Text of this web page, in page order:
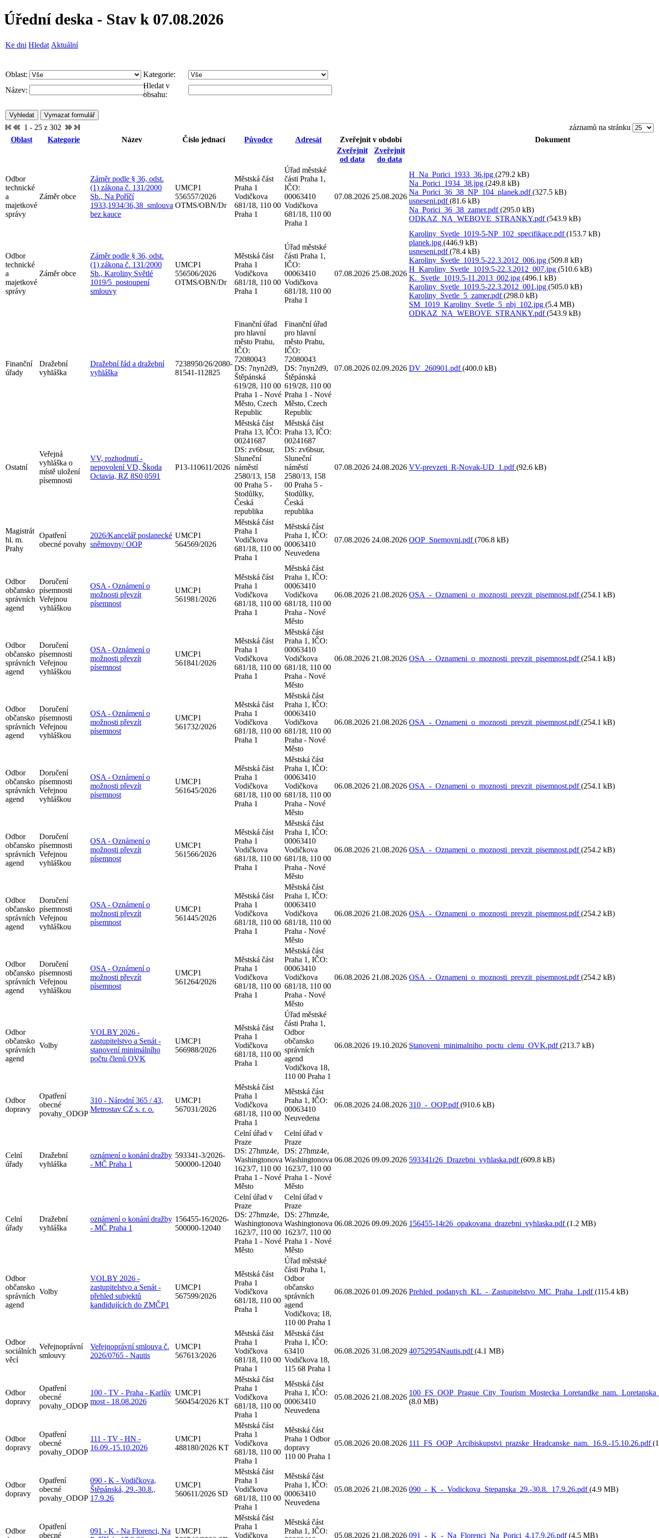
Úřední deska - Stav k 07.08.2026
Ke dni Hledat Aktuální
Oblast:
Kategorie:
Název:
Hledat v
obsahu:
1 - 25 z 302
záznamů na stránku
Oblast
Kategorie Název Číslo jednací Původce Adresát Zveřejnit v období
Dokument
Zveřejnit
od data
Zveřejnit
do data
Odbor
technické
a
majetkové
správy
Záměr obce
Záměr podle § 36, odst.
(1) zákona č. 131/2000
Sb., Na Poříčí
1933,1934/36,38_smlouva
bez kauce
UMCP1
556557/2026
OTMS/OBN/Dr
Městská část
Praha 1
Vodičkova
681/18, 110 00
Praha 1
Úřad městské
části Praha 1,
IČO:
00063410
Vodičkova
681/18, 110 00
Praha 1
07.08.2026 25.08.2026
H_Na_Porici_1933_36.jpg (279.2 kB)
Na_Porici_1934_38.jpg (249.8 kB)
Na_Porici_36_38_NP_104_planek.pdf(327.5 kB)
usneseni.pdf(81.6 kB)
Na_Porici_36_38_zamer.pdf(295.0 kB)
ODKAZ_NA_WEBOVE_STRANKY.pdf(543.9 kB)
Odbor
technické
a
majetkové
správy
Záměr obce
Záměr podle § 36, odst.
(1) zákona č. 131/2000
Sb., Karoliny Světlé
1019/5_postoupení
smlouvy
UMCP1
556506/2026
OTMS/OBN/Dr
Městská část
Praha 1
Vodičkova
681/18, 110 00
Praha 1
Úřad městské
části Praha 1,
IČO:
00063410
Vodičkova
681/18, 110 00
Praha 1
07.08.2026 25.08.2026
Karoliny_Svetle_1019-5-NP_102_specifikace.pdf(153.7 kB)
planek.jpg (446.9 kB)
usneseni.pdf(78.4 kB)
Karoliny_Svetle_1019.5-22.3.2012_006.jpg (509.8 kB)
H_Karoliny_Svetle_1019.5-22.3.2012_007.jpg (510.6 kB)
K._Svetle_1019.5-11.2013_002.jpg (496.1 kB)
Karoliny_Svetle_1019.5-22.3.2012_001.jpg (505.0 kB)
Karoliny_Svetle_5_zamer.pdf(298.0 kB)
SM_1019_Karoliny_Svetle_5_nbj_102.jpg (5.4 MB)
ODKAZ_NA_WEBOVE_STRANKY.pdf(543.9 kB)
Finanční
úřady
Dražební
vyhláška
Dražební řád a dražební
vyhláška
7238950/26/2080-
81541-112825
Finanční úřad
pro hlavní
město Prahu,
IČO:
72080043
DS: 7nyn2d9,
Štěpánská
619/28, 110 00
Praha 1 - Nové
Město, Czech
Republic
Finanční úřad
pro hlavní
město Prahu,
IČO:
72080043
DS: 7nyn2d9,
Štěpánská
619/28, 110 00
Praha 1 - Nové
Město, Czech
Republic
07.08.2026 02.09.2026 DV_260901.pdf(400.0 kB)
Ostatní
Veřejná
vyhláška o
místě uložení
písemnosti
VV, rozhodnutí -
nepovolení VD, Škoda
Octavia, RZ 8S0 0591
P13-110611/2026
Městská část
Praha 13, IČO:
00241687
DS: zv6bsur,
Sluneční
náměstí
2580/13, 158
00 Praha 5 -
Stodůlky,
Česká
republika
Městská část
Praha 13, IČO:
00241687
DS: zv6bsur,
Sluneční
náměstí
2580/13, 158
00 Praha 5 -
Stodůlky,
Česká
republika
07.08.2026 24.08.2026 VV-prevzeti_R-Novak-UD_1.pdf(92.6 kB)
Magistrát
hl. m.
Prahy
Opatření
obecné povahy
2026/Kancelář poslanecké
sněmovny/ OOP
UMCP1
564569/2026
Městská část
Praha 1
Vodičkova
681/18, 110 00
Praha 1
Městská část
Praha 1, IČO:
00063410
Neuvedena
07.08.2026 24.08.2026 OOP_Snemovni.pdf(706.8 kB)
Odbor
občansko
správních
agend
Doručení
písemnosti
Veřejnou
vyhláškou
OSA - Oznámení o
možnosti převzít
písemnost
UMCP1
561981/2026
Městská část
Praha 1
Vodičkova
681/18, 110 00
Praha 1
Městská část
Praha 1, IČO:
00063410
Vodičkova
681/18, 110 00
Praha - Nové
Město
06.08.2026 21.08.2026 OSA_-_Oznameni_o_moznosti_prevzit_pisemnost.pdf(254.1 kB)
Odbor
občansko
správních
agend
Doručení
písemnosti
Veřejnou
vyhláškou
OSA - Oznámení o
možnosti převzít
písemnost
UMCP1
561841/2026
Městská část
Praha 1
Vodičkova
681/18, 110 00
Praha 1
Městská část
Praha 1, IČO:
00063410
Vodičkova
681/18, 110 00
Praha - Nové
Město
06.08.2026 21.08.2026 OSA_-_Oznameni_o_moznosti_prevzit_pisemnost.pdf(254.1 kB)
Odbor
občansko
správních
agend
Doručení
písemnosti
Veřejnou
vyhláškou
OSA - Oznámení o
možnosti převzít
písemnost
UMCP1
561732/2026
Městská část
Praha 1
Vodičkova
681/18, 110 00
Praha 1
Městská část
Praha 1, IČO:
00063410
Vodičkova
681/18, 110 00
Praha - Nové
Město
06.08.2026 21.08.2026 OSA_-_Oznameni_o_moznosti_prevzit_pisemnost.pdf(254.1 kB)
Odbor
občansko
správních
agend
Doručení
písemnosti
Veřejnou
vyhláškou
OSA - Oznámení o
možnosti převzít
písemnost
UMCP1
561645/2026
Městská část
Praha 1
Vodičkova
681/18, 110 00
Praha 1
Městská část
Praha 1, IČO:
00063410
Vodičkova
681/18, 110 00
Praha - Nové
Město
06.08.2026 21.08.2026 OSA_-_Oznameni_o_moznosti_prevzit_pisemnost.pdf(254.1 kB)
Odbor
občansko
správních
agend
Doručení
písemnosti
Veřejnou
vyhláškou
OSA - Oznámení o
možnosti převzít
písemnost
UMCP1
561566/2026
Městská část
Praha 1
Vodičkova
681/18, 110 00
Praha 1
Městská část
Praha 1, IČO:
00063410
Vodičkova
681/18, 110 00
Praha - Nové
Město
06.08.2026 21.08.2026 OSA_-_Oznameni_o_moznosti_prevzit_pisemnost.pdf(254.2 kB)
Odbor
občansko
správních
agend
Doručení
písemnosti
Veřejnou
vyhláškou
OSA - Oznámení o
možnosti převzít
písemnost
UMCP1
561445/2026
Městská část
Praha 1
Vodičkova
681/18, 110 00
Praha 1
Městská část
Praha 1, IČO:
00063410
Vodičkova
681/18, 110 00
Praha - Nové
Město
06.08.2026 21.08.2026 OSA_-_Oznameni_o_moznosti_prevzit_pisemnost.pdf(254.2 kB)
Odbor
občansko
správních
agend
Doručení
písemnosti
Veřejnou
vyhláškou
OSA - Oznámení o
možnosti převzít
písemnost
UMCP1
561264/2026
Městská část
Praha 1
Vodičkova
681/18, 110 00
Praha 1
Městská část
Praha 1, IČO:
00063410
Vodičkova
681/18, 110 00
Praha - Nové
Město
06.08.2026 21.08.2026 OSA_-_Oznameni_o_moznosti_prevzit_pisemnost.pdf(254.2 kB)
Odbor
občansko
správních
agend
Volby
VOLBY 2026 -
zastupitelstvo a Senát -
stanovení minimálního
počtu členů OVK
UMCP1
566988/2026
Městská část
Praha 1
Vodičkova
681/18, 110 00
Praha 1
Úřad městské
části Praha 1,
Odbor
občansko
správních
agend
Vodičkova 18,
110 00 Praha 1
06.08.2026 19.10.2026 Stanoveni_minimalniho_poctu_clenu_OVK.pdf(213.7 kB)
Odbor
dopravy
Opatření
obecné
povahy_ODOP
310 - Národní 365 / 43,
Metrostav CZ s. r. o.
UMCP1
567031/2026
Městská část
Praha 1
Vodičkova
681/18, 110 00
Praha 1
Městská část
Praha 1, IČO:
00063410
Neuvedena
06.08.2026 24.08.2026 310_-_OOP.pdf(910.6 kB)
Celní
úřady
Dražební
vyhláška
oznámení o konání dražby
- MČ Praha 1
593341-3/2026-
500000-12040
Celní úřad v
Praze
DS: 27hmz4e,
Washingtonova
1623/7, 110 00
Praha 1 - Nové
Město
Celní úřad v
Praze
DS: 27hmz4e,
Washingtonova
1623/7, 110 00
Praha 1 - Nové
Město
06.08.2026 09.09.2026 593341r26_Drazebni_vyhlaska.pdf(609.8 kB)
Celní
úřady
Dražební
vyhláška
oznámení o konání dražby
- MČ Praha 1
156455-16/2026-
500000-12040
Celní úřad v
Praze
DS: 27hmz4e,
Washingtonova
1623/7, 110 00
Praha 1 - Nové
Město
Celní úřad v
Praze
DS: 27hmz4e,
Washingtonova
1623/7, 110 00
Praha 1 - Nové
Město
06.08.2026 09.09.2026 156455-14r26_opakovana_drazebni_vyhlaska.pdf(1.2 MB)
Odbor
občansko
správních
agend
Volby
VOLBY 2026 -
zastupitelstvo a Senát -
přehled subjektů
kandidujících do ZMČP1
UMCP1
567599/2026
Městská část
Praha 1
Vodičkova
681/18, 110 00
Praha 1
Úřad městské
části Praha 1,
Odbor
občansko
správních
agend
Vodičkova; 18,
110 00 Praha 1
06.08.2026 01.09.2026 Prehled_podanych_KL_-_Zastupitelstvo_MC_Praha_1.pdf(115.4 kB)
Odbor
sociálních
věcí
Veřejnoprávní
smlouvy
Veřejnoprávní smlouva č.
2026/0765 - Nautis
UMCP1
567613/2026
Městská část
Praha 1
Vodičkova
681/18, 110 00
Praha 1
Městská část
Praha 1, IČO:
63410
Vodičkova 18,
115 68 Praha 1
06.08.2026 31.08.2029 40752954Nautis.pdf(4.1 MB)
Odbor
dopravy
Opatření
obecné
povahy_ODOP
100 - TV - Praha - Karlův
most - 18.08.2026
UMCP1
560454/2026 KT
Městská část
Praha 1
Vodičkova
681/18, 110 00
Praha 1
Městská část
Praha 1, IČO:
00063410
Neuvedena
05.08.2026 21.08.2026
(8.0 MB)
Odbor
dopravy
Opatření
obecné
povahy_ODOP
111 - TV - HN -
16.09.-15.10.2026
UMCP1
488180/2026 KT
Městská část
Praha 1
Vodičkova
681/18, 110 00
Praha 1
Městská část
Praha 1 Odbor
dopravy
110 00 Praha 1
05.08.2026 20.08.2026 111_FS_OOP_Arcibiskupstvi_prazske_Hradcanske_nam._16.9.-15.10.26.pdf
Odbor
dopravy
Opatření
obecné
povahy_ODOP
090 - K - Vodičkova,
Štěpánská, 29.-30.8.,
17.9.26
UMCP1
560611/2026 SD
Městská část
Praha 1
Vodičkova
681/18, 110 00
Praha 1
Městská část
Praha 1, IČO:
00063410
Neuvedena
05.08.2026 21.08.2026 090_-_K_-_Vodickova_Stepanska_29.-30.8._17.9.26.pdf(4.9 MB)
Odbor
Opatření
obecné
091 - K - Na Florenci, Na UMCP1
Městská část
Praha 1
Vodičkova
Městská část
Praha 1, IČO:
05.08.2026 21.08.2026 091_-_K_-_Na_Florenci_Na_Porici_4.17.9.26.pdf(4.5 MB)